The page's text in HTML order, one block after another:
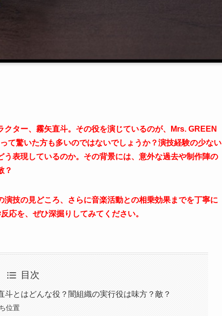
クター、霧矢直斗。その役を演じているのが、Mrs. GREEN
て驚いた方も多いのではないでしょうか？演技経験の少ない
表現しているのか。その背景には、意外な過去や制作陣の
？
技の見どころ、さらに音楽活動との相乗効果までを丁寧に
応を、ぜひ深掘りしてみてください。
目次
斗とはどんな役？闇組織の実行役は味方？敵？
位置